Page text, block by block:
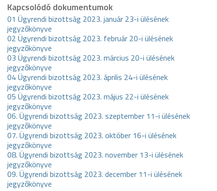
Kapcsolódó dokumentumok
01 Ügyrendi bizottság 2023. január 23-i ülésének
jegyzőkönyve
02 Ügyrendi bizottság 2023. február 20-i ülésének
jegyzőkönyve
03 Ügyrendi bizottság 2023. március 20-i ülésének
jegyzőkönyve
04 Ügyrendi bizottság 2023. április 24-i ülésének
jegyzőkönyve
05 Ügyrendi bizottság 2023. május 22-i ülésének
jegyzőkönyve
06. Ügyrendi bizottság 2023. szeptember 11-i ülésének
jegyzőkönyve
07. Ügyrendi bizottság 2023. október 16-i ülésének
jegyzőkönyve
08. Ügyrendi bizottság 2023. november 13-i ülésének
jegyzőkönyve
09. Ügyrendi bizottság 2023. december 11-i ülésének
jegyzőkönyve